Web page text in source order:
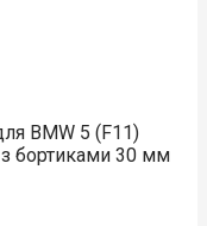
BMW 5 (F11)
бортиками 30 мм